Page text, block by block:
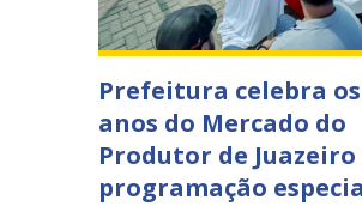
Prefeitura celebra os
anos do Mercado do
Produtor de Juazeiro
programação